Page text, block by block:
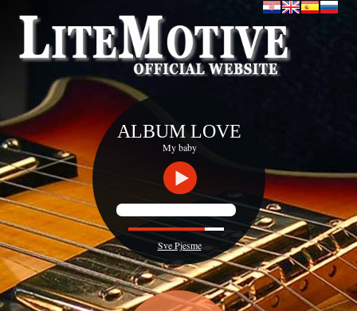
ALBUM LOVE
My baby
Sve Pjesme